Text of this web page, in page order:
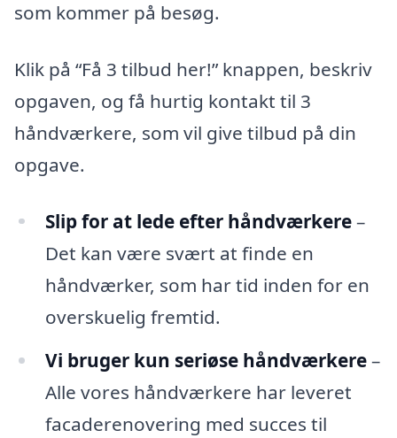
som kommer på besøg.
Klik på “Få 3 tilbud her!” knappen, beskriv
opgaven, og få hurtig kontakt til 3
håndværkere, som vil give tilbud på din
opgave.
Slip for at lede efter håndværkere–
Det kan være svært at finde en
håndværker, som har tid inden for en
overskuelig fremtid.
Vi bruger kun seriøse håndværkere–
Alle vores håndværkere har leveret
facaderenovering med succes til